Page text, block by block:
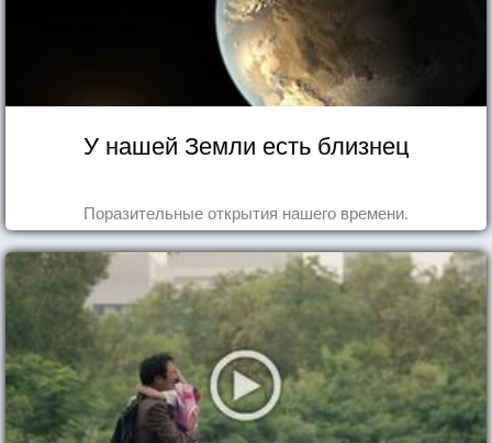
У нашей Земли есть близнец
Поразительные открытия нашего времени.